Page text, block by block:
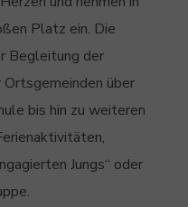
Platz ein. Die
Begleitung der
Ortsgemeinden über
bis hin zu weiteren
Jungs“ oder